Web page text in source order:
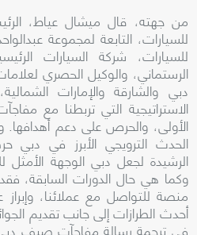
من جهته، قال ميشال عياط،
للسيارات، التابعة لمجموعة
للسيارات، شركة السيارات
الرستماني، والوكيل الحصري
دبي والشارقة والإمارات
الاستراتيجية التي تربطنا مع
الأولى، والحرص على دعم
الحدث الترويجي الأبرز في دبي
الرشيدة لجعل دبي الوجهة
وكما هي حال الدورات السابقة،
منصة للتواصل مع عملائنا،
أحدث الطرازات إلى جانب تقديم
في ترجمة رسالة مفاجآت صيف